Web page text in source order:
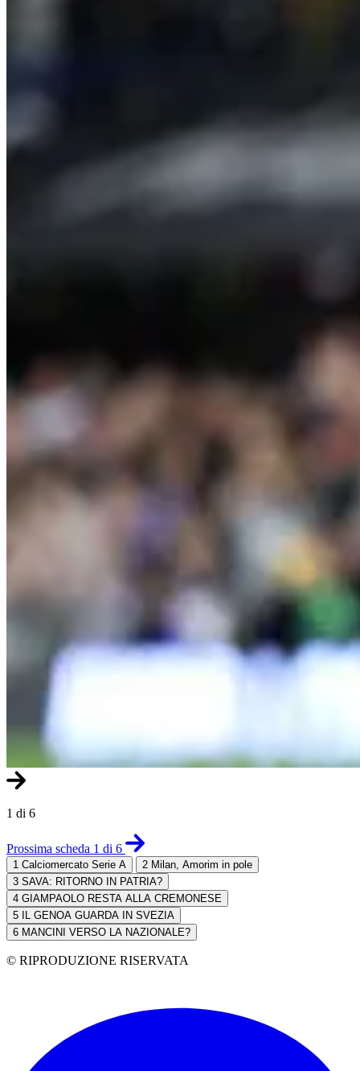
1 di 6
Prossima scheda 1 di 6
1 Calciomercato Serie A 2 Milan, Amorim in pole
3 SAVA: RITORNO IN PATRIA?
4 GIAMPAOLO RESTA ALLA CREMONESE
5 IL GENOA GUARDA IN SVEZIA
6 MANCINI VERSO LA NAZIONALE?
© RIPRODUZIONE RISERVATA